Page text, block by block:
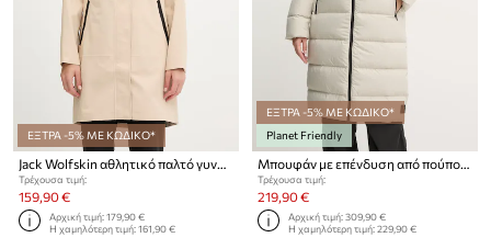
ΕΞΤΡΑ -5% ΜΕ ΚΩΔΙΚΟ*
Jack Wolfskin αθλητικό παλτό γυναικείο Onera 2L
Τρέχουσα τιμή:
159,90 €
Αρχική τιμή:179,90 €
Η χαμηλότερη τιμή:161,90 €
ΕΞΤΡΑ -5% ΜΕ ΚΩΔΙΚΟ*
Planet Friendly
Μπουφάν με επένδυση από πούπουλα Jack Wolfskin Frozen Palace
Τρέχουσα τιμή:
219,90 €
Αρχική τιμή:309,90 €
Η χαμηλότερη τιμή:229,90 €